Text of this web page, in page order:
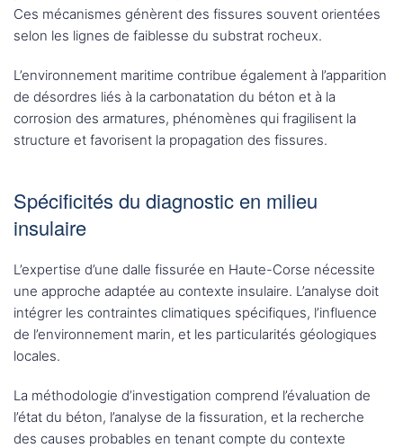
Ces mécanismes génèrent des fissures souvent orientées
selon les lignes de faiblesse du substrat rocheux.
L’environnement maritime contribue également à l’apparition
de désordres liés à la carbonatation du béton et à la
corrosion des armatures, phénomènes qui fragilisent la
structure et favorisent la propagation des fissures.
Spécificités du diagnostic en milieu
insulaire
L’expertise d’une dalle fissurée en Haute-Corse nécessite
une approche adaptée au contexte insulaire. L’analyse doit
intégrer les contraintes climatiques spécifiques, l’influence
de l’environnement marin, et les particularités géologiques
locales.
La méthodologie d’investigation comprend l’évaluation de
l’état du béton, l’analyse de la fissuration, et la recherche
des causes probables en tenant compte du contexte